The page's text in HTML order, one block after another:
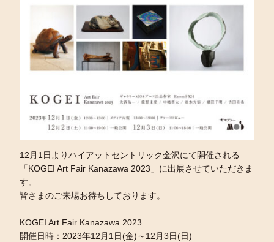
12月1日よりハイアットセントリック金沢にて開催される
「KOGEI Art Fair Kanazawa 2023」に出展させていただきま
す。
皆さまのご来場お待ちしております。
KOGEI Art Fair Kanazawa 2023
開催日時：2023年12月1日(金)～12月3日(日)